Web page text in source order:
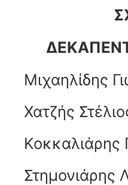
Μιχαηλίδης
Χατζής
Κοκκαλιάρης
Στημονιάρης